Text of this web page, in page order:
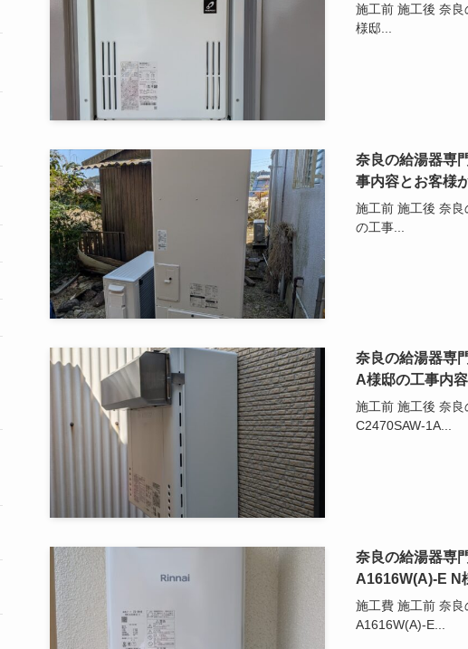
施工前 施工後 奈
様邸...
奈良の給湯器専
事内容とお客様
施工前 施工後 奈
の工事...
奈良の給湯器専
A様邸の工事内
施工前 施工後 奈
C2470SAW-1A...
奈良の給湯器専
A1616W(A)-E N
施工費 施工前 奈
A1616W(A)-E...